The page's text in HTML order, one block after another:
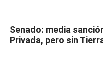
Senado: media
Privada, pero sin